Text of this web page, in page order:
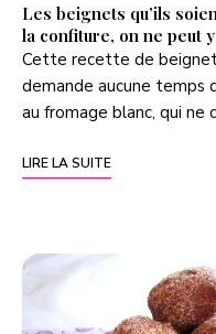
Les beignets qu’ils
la confiture, on ne peut
Cette recette de
demande aucune temps
au fromage blanc, qui ne
LIRE LA SUITE